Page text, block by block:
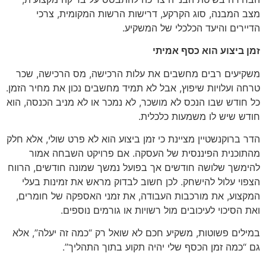
מצב המבנה, סוג הקרקע, דרישות הרשות המקומית, צרכי
הדיירים והיעד הכלכלי של המשקיע.
זמן ביצוע הוא כסף אמיתי
משקיעים רבים מחשבים את עלות הרכישה, מס הרכישה, שכר
טרחה ועלויות שיפוץ, אבל לא תמיד מחשבים נכון את מחיר הזמן.
כל חודש שבו הנכס לא מושכר, לא נמכר או לא מניב הכנסה, הוא
חודש שיש לו משמעות כלכלית.
הדר ברוקנשטיין מציינת כי זמן ביצוע הוא לא פרט שולי, אלא חלק
מהתוכנית הפיננסית של העסקה. אם פרויקט השבחה אמור
להימשך שלושה חודשים אך בפועל נמשך שמונה חודשים, הרווח
הצפוי עלול להישחק. לכן חשוב לבדוק מראש את זמינות בעלי
המקצוע, את מורכבות העבודה, את זמני האספקה של חומרים,
ואת הסיכוי לעיכובים מול רשויות או גורמים נוספים.
במילים פשוטות, משקיע חכם לא שואל רק “כמה זה יעלה”, אלא
גם “כמה זמן הכסף שלי יהיה תקוע בתוך התהליך”.